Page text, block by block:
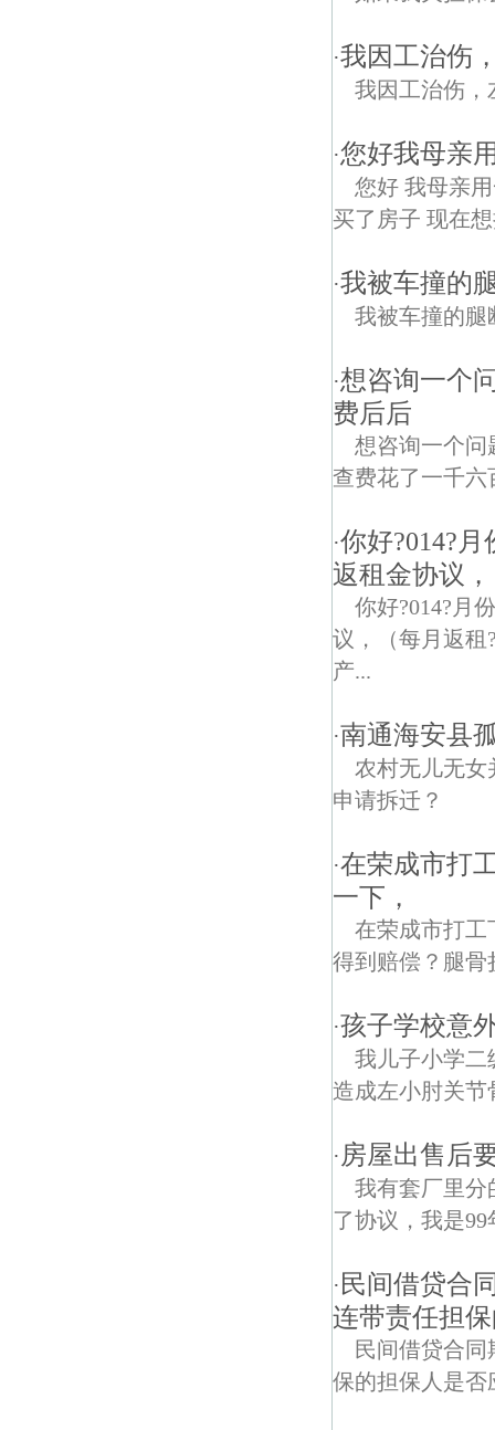
·我因工治伤
我因工治伤，
·您好我母亲
您好 我母亲
买了房子 现在
·我被车撞的
我被车撞的腿
·想咨询一个
费后后
想咨询一个问
查费花了一千六
·你好?014?
返租金协议
你好?014?月
议，（每月返租
产...
·南通海安县
农村无儿无女
申请拆迁？
·在荣成市打
一下，
在荣成市打工
得到赔偿？腿骨
·孩子学校意
我儿子小学二
造成左小肘关节
· 房屋出售后
我有套厂里分
了协议，我是
· 民间借贷合
连带责任担
民间借贷合
保的担保人是否